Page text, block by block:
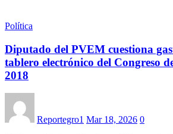
Política
Diputado del PVEM cuestiona
tablero electrónico del Congreso
2018
Reportegro1 Mar 18, 2026 0